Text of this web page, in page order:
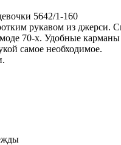
5642/1-160
рукавом из джерси.
70-х. Удобные карманы
самое необходимое.